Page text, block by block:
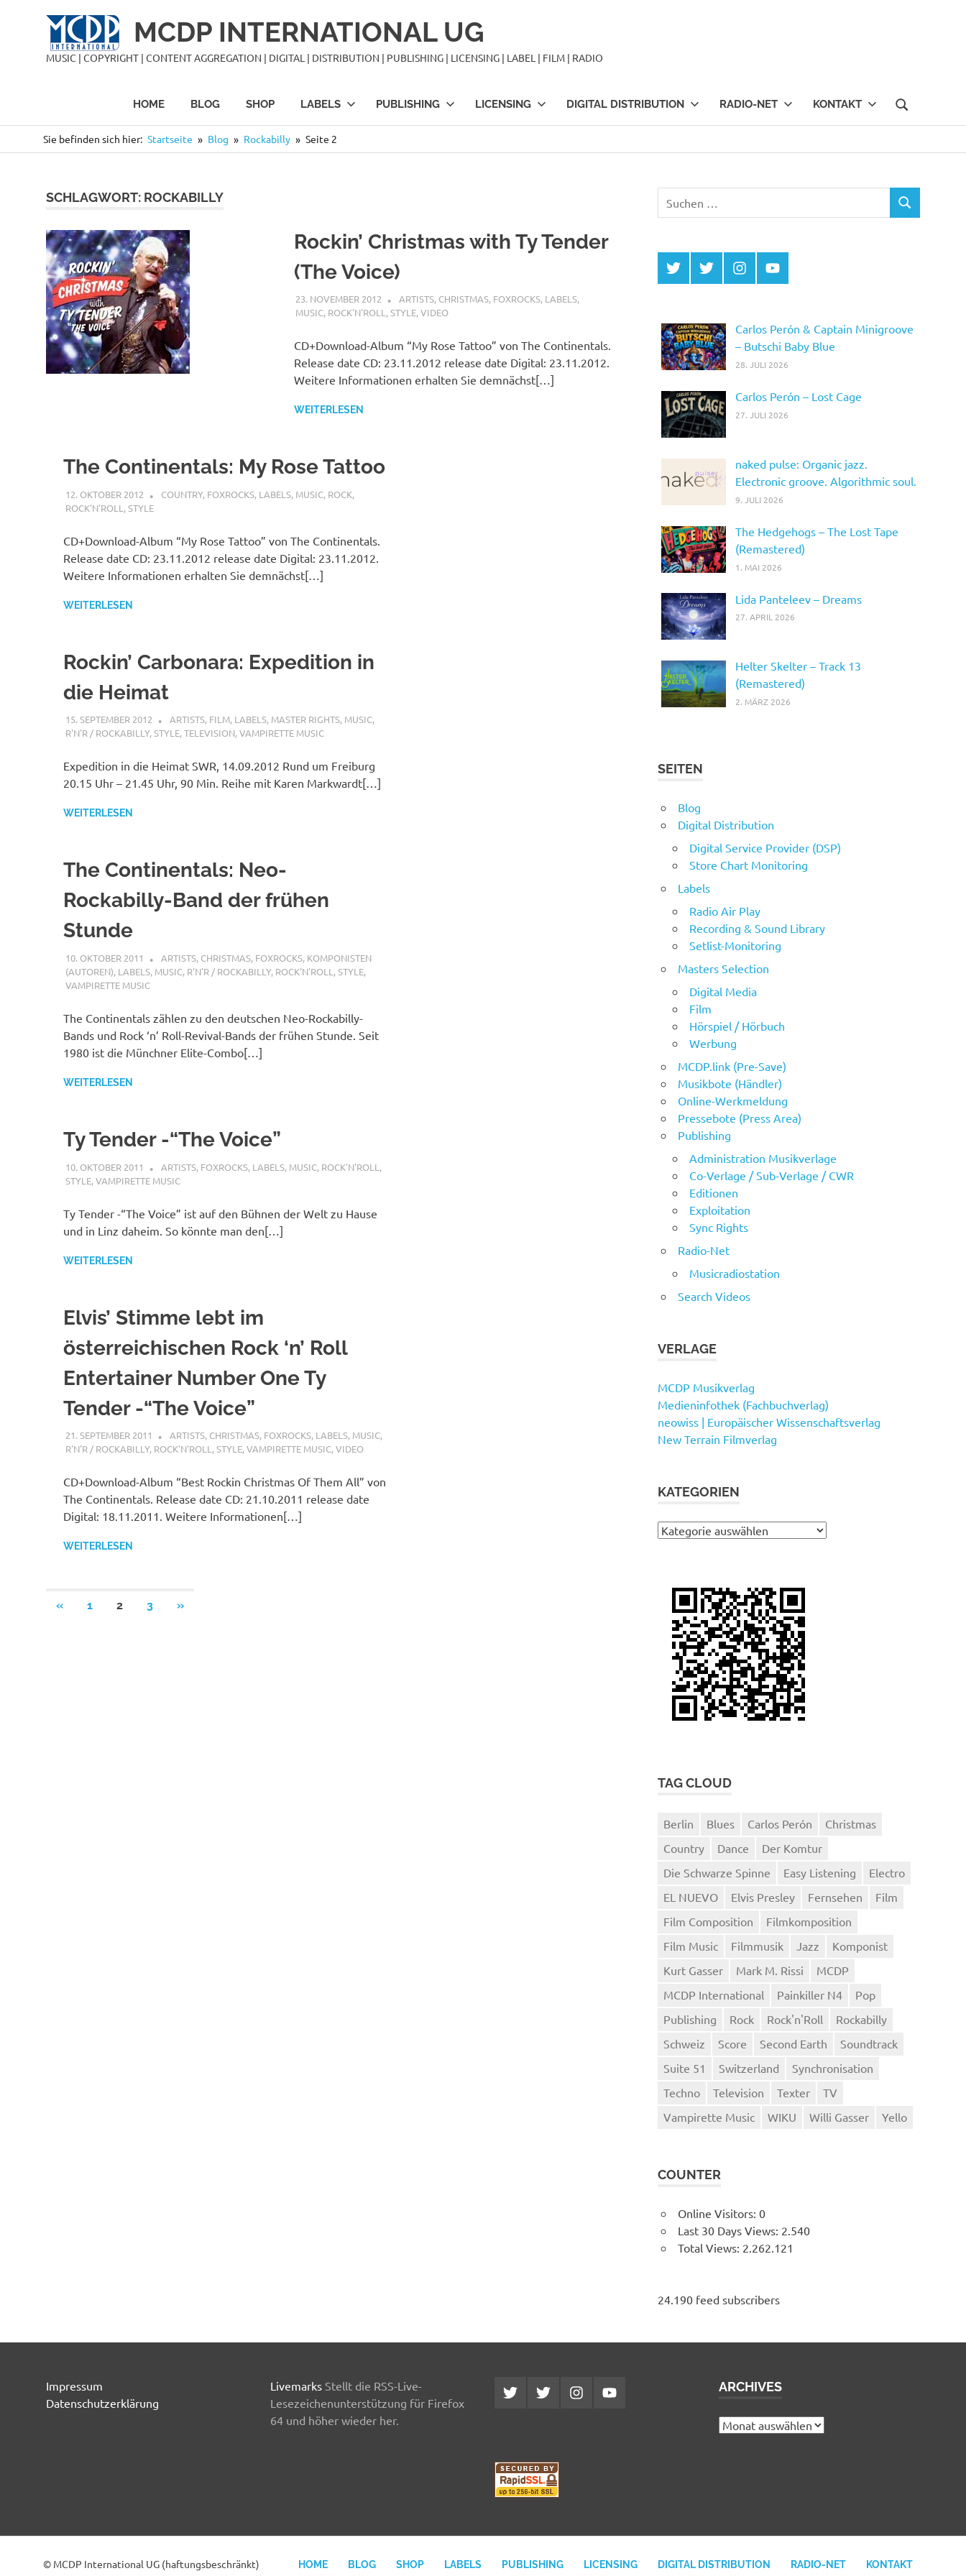
MCDP INTERNATIONAL UG
MUSIC | COPYRIGHT | CONTENT AGGREGATION | DIGITAL | DISTRIBUTION | PUBLISHING | LICENSING | LABEL | FILM | RADIO
HOME BLOG SHOP LABELS PUBLISHING LICENSING DIGITAL DISTRIBUTION RADIO-NET KONTAKT
Sie befinden sich hier: Startseite Blog Rockabilly Seite 2
SCHLAGWORT: ROCKABILLY
Rockin’ Christmas with Ty Tender
(The Voice)
23. NOVEMBER 2012 MCDP-INTERNATIONAL
ARTISTS, CHRISTMAS, FOXROCKS, LABELS,
MUSIC, ROCK'N'ROLL ,STYLE,VIDEO
CD+Download-Album “My Rose Tattoo” von The Continentals.
Release date CD: 23.11.2012 release date Digital: 23.11.2012.
Weitere Informationen erhalten Sie demnächst[…]
WEITERLESEN
The Continentals: My Rose Tattoo
12. OKTOBER 2012 MCDP-INTERNATIONAL
COUNTRY, FOXROCKS, LABELS, MUSIC, ROCK,
ROCK'N'ROLL ,STYLE
CD+Download-Album “My Rose Tattoo” von The Continentals.
Release date CD: 23.11.2012 release date Digital: 23.11.2012.
Weitere Informationen erhalten Sie demnächst[…]
WEITERLESEN
Rockin’ Carbonara: Expedition in
die Heimat
15. SEPTEMBER 2012 MCDP-INTERNATIONAL
ARTISTS, FILM, LABELS, MASTER RIGHTS, MUSIC,
R'N'R / ROCKABILLY,STYLE,TELEVISION,VAMPIRETTE MUSIC
Expedition in die Heimat SWR, 14.09.2012 Rund um Freiburg
20.15 Uhr – 21.45 Uhr, 90 Min. Reihe mit Karen Markwardt[…]
WEITERLESEN
The Continentals: Neo-
Rockabilly-Band der frühen
Stunde
10. OKTOBER 2011 MCDP-INTERNATIONAL
ARTISTS, CHRISTMAS, FOXROCKS, KOMPONISTEN
(AUTOREN), LABELS, MUSIC, R'N'R / ROCKABILLY, ROCK'N'ROLL ,STYLE,
VAMPIRETTE MUSIC
The Continentals zählen zu den deutschen Neo-Rockabilly-
Bands und Rock ‘n’ Roll-Revival-Bands der frühen Stunde. Seit
1980 ist die Münchner Elite-Combo[…]
WEITERLESEN
Ty Tender -“The Voice”
10. OKTOBER 2011 MCDP-INTERNATIONAL
ARTISTS, FOXROCKS, LABELS, MUSIC, ROCK'N'ROLL ,
STYLE,VAMPIRETTE MUSIC
Ty Tender -“The Voice” ist auf den Bühnen der Welt zu Hause
und in Linz daheim. So könnte man den[…]
WEITERLESEN
Elvis’ Stimme lebt im
österreichischen Rock ‘n’ Roll
Entertainer Number One Ty
Tender -“The Voice”
21. SEPTEMBER 2011 MCDP-INTERNATIONAL
ARTISTS, CHRISTMAS, FOXROCKS, LABELS, MUSIC,
R'N'R / ROCKABILLY, ROCK'N'ROLL ,STYLE,VAMPIRETTE MUSIC,VIDEO
CD+Download-Album “Best Rockin Christmas Of Them All” von
The Continentals. Release date CD: 21.10.2011 release date
Digital: 18.11.2011. Weitere Informationen[…]
WEITERLESEN
Seitennummerierung
«VORHERIGE
1 2 3
NÄCHSTE
»
nach:
SUCHEN
Twitter
MCDP
Twitter
Musicradiostation
InstagramYouTube
Carlos Perón & Captain Minigroove
– Butschi Baby Blue
28. JULI 2026
Carlos Perón – Lost Cage
27. JULI 2026
naked pulse: Organic jazz.
Electronic groove. Algorithmic soul.
9. JULI 2026
The Hedgehogs – The Lost Tape
(Remastered)
1. MAI 2026
Lida Panteleev – Dreams
27. APRIL 2026
Helter Skelter – Track 13
(Remastered)
2. MÄRZ 2026
SEITEN
Blog
Digital Distribution
Digital Service Provider (DSP)
Store Chart Monitoring
Labels
Radio Air Play
Recording & Sound Library
Setlist-Monitoring
Masters Selection
Digital Media
Film
Hörspiel / Hörbuch
Werbung
MCDP.link (Pre-Save)
Musikbote (Händler)
Online-Werkmeldung
Pressebote (Press Area)
Publishing
Administration Musikverlage
Co-Verlage / Sub-Verlage / CWR
Editionen
Exploitation
Sync Rights
Radio-Net
Musicradiostation
Search Videos
VERLAGE
MCDP Musikverlag
Medieninfothek (Fachbuchverlag)
neowiss | Europäischer Wissenschaftsverlag
New Terrain Filmverlag
KATEGORIEN
Kategorien
TAG CLOUD
Berlin Blues Carlos Perón
Christmas
Country
Dance
Der Komtur
Die Schwarze Spinne
Easy Listening
Electro
EL NUEVO
Elvis Presley Fernsehen
Film
Film Composition
Filmkomposition
Film Music
Filmmusik Jazz
Komponist
Kurt Gasser
Mark M. Rissi
MCDP
MCDP International
Painkiller N4
Pop
Publishing
Rock Rock'n'Roll
Rockabilly
Schweiz
Score Second Earth
Soundtrack
Suite 51
Switzerland
Synchronisation
Techno
Television Texter
TV
Vampirette Music
WIKU Willi Gasser Yello
COUNTER
Online Visitors: 0
Last 30 Days Views: 2.540
Total Views: 2.262.121
24.190 feed subscribers
Impressum
Datenschutzerklärung
Livemarks Stellt die RSS-Live-
Lesezeichenunterstützung für Firefox
64 und höher wieder her.
Twitter
MCDP
Twitter
Musicradiostation
InstagramYouTube ARCHIVES
Archives
HOME BLOG SHOP LABELS PUBLISHING LICENSING DIGITAL DISTRIBUTION RADIO-NET KONTAKT
© MCDP International UG (haftungsbeschränkt)